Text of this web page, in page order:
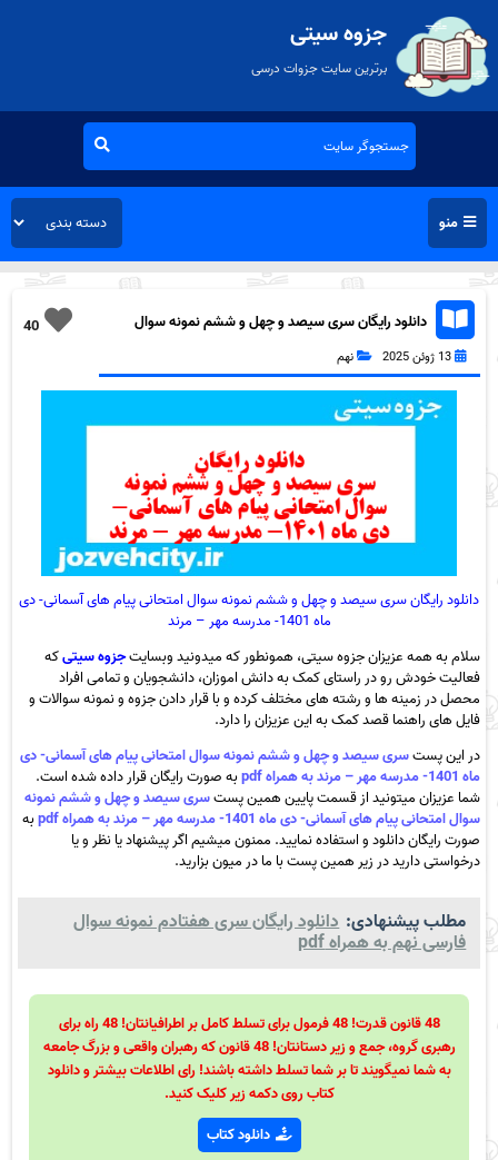
جزوه سیتی
برترین سایت جزوات درسی
منو
40
دانلود رایگان سری سیصد و چهل و ششم نمونه سوال
پیام های آسمان نهم به همراه pdf
13 ژوئن 2025 نهم
دانلود رایگان سری سیصد و چهل و ششم نمونه سوال امتحانی پیام های آسمانی- دی
ماه 1401- مدرسه مهر – مرند
سلام به همه عزیزان جزوه سیتی، همونطور که میدونید وبسایتجزوه سیتیکه
فعالیت خودش رو در راستای کمک به دانش اموزان، دانشجویان و تمامی افراد
محصل در زمینه ها و رشته های مختلف کرده و با قرار دادن جزوه و نمونه سوالات و
فایل های راهنما قصد کمک به این عزیزان را دارد.
در این پستسری سیصد و چهل و ششم نمونه سوال امتحانی پیام های آسمانی- دی
ماه 1401- مدرسه مهر – مرند به همراه pdf
به صورت رایگان قرار داده شده است.
شما عزیزان میتونید از قسمت پایین همین پستسری سیصد و چهل و ششم نمونه
سوال امتحانی پیام های آسمانی- دی ماه 1401- مدرسه مهر – مرند به همراه pdf
به
صورت رایگان دانلود و استفاده نمایید. ممنون میشیم اگر پیشنهاد یا نظر و یا
درخواستی دارید در زیر همین پست با ما در میون بزارید.
مطلب پیشنهادی: دانلود رایگان سری هفتادم نمونه سوال
فارسی نهم به همراه pdf
48 قانون قدرت! 48 فرمول برای تسلط کامل بر اطرافیانتان! 48 راه برای
رهبری گروه، جمع و زیر دستانتان! 48 قانون که رهبران واقعی و بزرگ جامعه
به شما نمیگویند تا بر شما تسلط داشته باشند! رای اطلاعات بیشتر و دانلود
کتاب روی دکمه زیر کلیک کنید.
دانلود کتاب